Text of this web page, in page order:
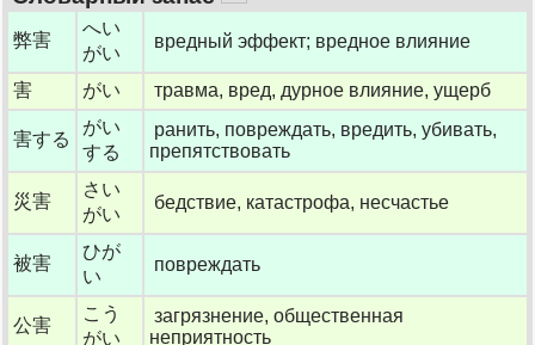
弊害
へい
がい
вредный эффект; вредное влияние
害 がい травма, вред, дурное влияние, ущерб
害する
がい
する
ранить, повреждать, вредить, убивать,
препятствовать
災害
さい
がい
бедствие, катастрофа, несчастье
被害
ひが
い
повреждать
公害
こう
がい
загрязнение, общественная
неприятность